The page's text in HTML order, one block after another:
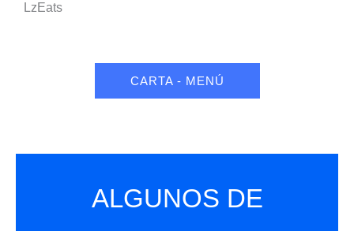
LzEats
CARTA - MENÚ
ALGUNOS DE